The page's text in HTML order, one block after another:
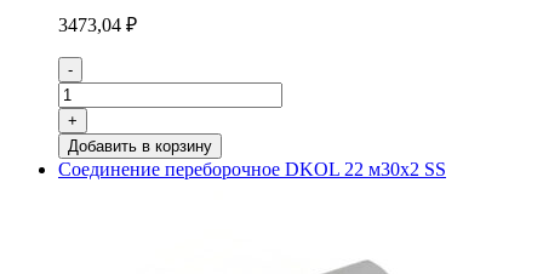
3473,04 ₽
Количество
товара
Соединение
переборочное
DKOL
18
-
+
Добавить в корзину
Соединение переборочное DKOL 22 м30х2 SS